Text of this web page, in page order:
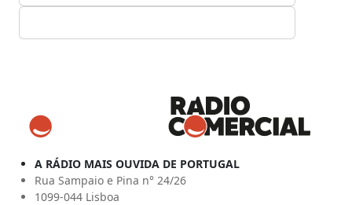
A RÁDIO MAIS OUVIDA DE PORTUGAL
Rua Sampaio e Pina n° 24/26
1099-044 Lisboa